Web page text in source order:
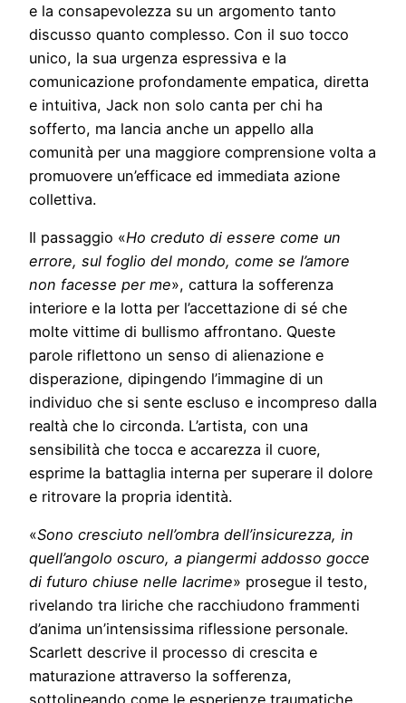
e la consapevolezza su un argomento tanto
discusso quanto complesso. Con il suo tocco
unico, la sua urgenza espressiva e la
comunicazione profondamente empatica, diretta
e intuitiva, Jack non solo canta per chi ha
sofferto, ma lancia anche un appello alla
comunità per una maggiore comprensione volta a
promuovere un’efficace ed immediata azione
collettiva.
Il passaggio «Ho creduto di essere come un
errore, sul foglio del mondo, come se l’amore
non facesse per me», cattura la sofferenza
interiore e la lotta per l’accettazione di sé che
molte vittime di bullismo affrontano. Queste
parole riflettono un senso di alienazione e
disperazione, dipingendo l’immagine di un
individuo che si sente escluso e incompreso dalla
realtà che lo circonda. L’artista, con una
sensibilità che tocca e accarezza il cuore,
esprime la battaglia interna per superare il dolore
e ritrovare la propria identità.
«Sono cresciuto nell’ombra dell’insicurezza, in
quell’angolo oscuro, a piangermi addosso gocce
di futuro chiuse nelle lacrime» prosegue il testo,
rivelando tra liriche che racchiudono frammenti
d’anima un’intensissima riflessione personale.
Scarlett descrive il processo di crescita e
maturazione attraverso la sofferenza,